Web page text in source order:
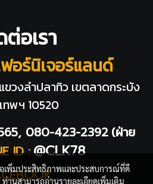
อเรา
อร์นิเจอร์แลนด์
ขวงลำปลาทิว เขตลาดกระบัง
ทพฯ 10520
080-423-2392 (ฝ่าย
ID : @CLK78
อเพิ่มประสิทธิภาพและประสบการณ์ที่ดี
ท่านสามารถอ่านรายละเอียดเพิ่มเติม